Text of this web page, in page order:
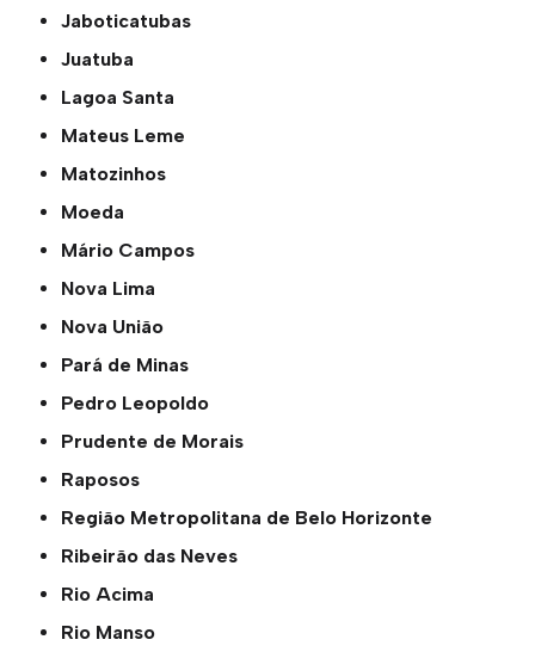
Jaboticatubas
Juatuba
Lagoa Santa
Mateus Leme
Matozinhos
Moeda
Mário Campos
Nova Lima
Nova União
Pará de Minas
Pedro Leopoldo
Prudente de Morais
Raposos
Região Metropolitana de Belo Horizonte
Ribeirão das Neves
Rio Acima
Rio Manso